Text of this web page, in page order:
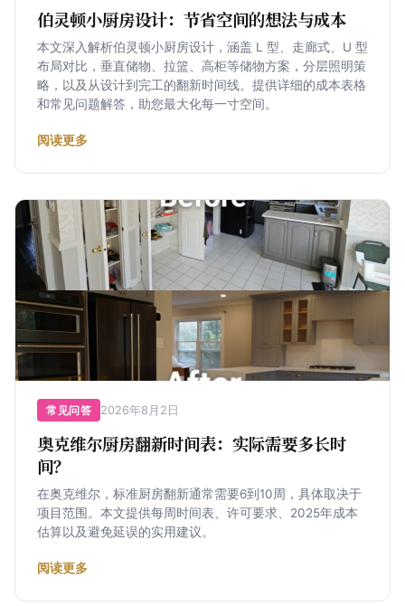
伯灵顿小厨房设计：节省空间的想法与成本
本文深入解析伯灵顿小厨房设计，涵盖 L 型、走廊式、U 型
布局对比，垂直储物、拉篮、高柜等储物方案，分层照明策
略，以及从设计到完工的翻新时间线。提供详细的成本表格
和常见问题解答，助您最大化每一寸空间。
阅读更多
常见问答 2026年8月2日
奥克维尔厨房翻新时间表：实际需要多长时
间？
在奥克维尔，标准厨房翻新通常需要6到10周，具体取决于
项目范围。本文提供每周时间表、许可要求、2025年成本
估算以及避免延误的实用建议。
阅读更多